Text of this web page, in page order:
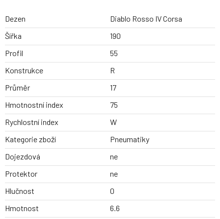
Dezen
Diablo Rosso IV Corsa
Šířka
190
Profil
55
Konstrukce
R
Průměr
17
Hmotnostní index
75
Rychlostní index
W
Kategorie zboží
Pneumatiky
Dojezdová
ne
Protektor
ne
Hlučnost
0
Hmotnost
6.6